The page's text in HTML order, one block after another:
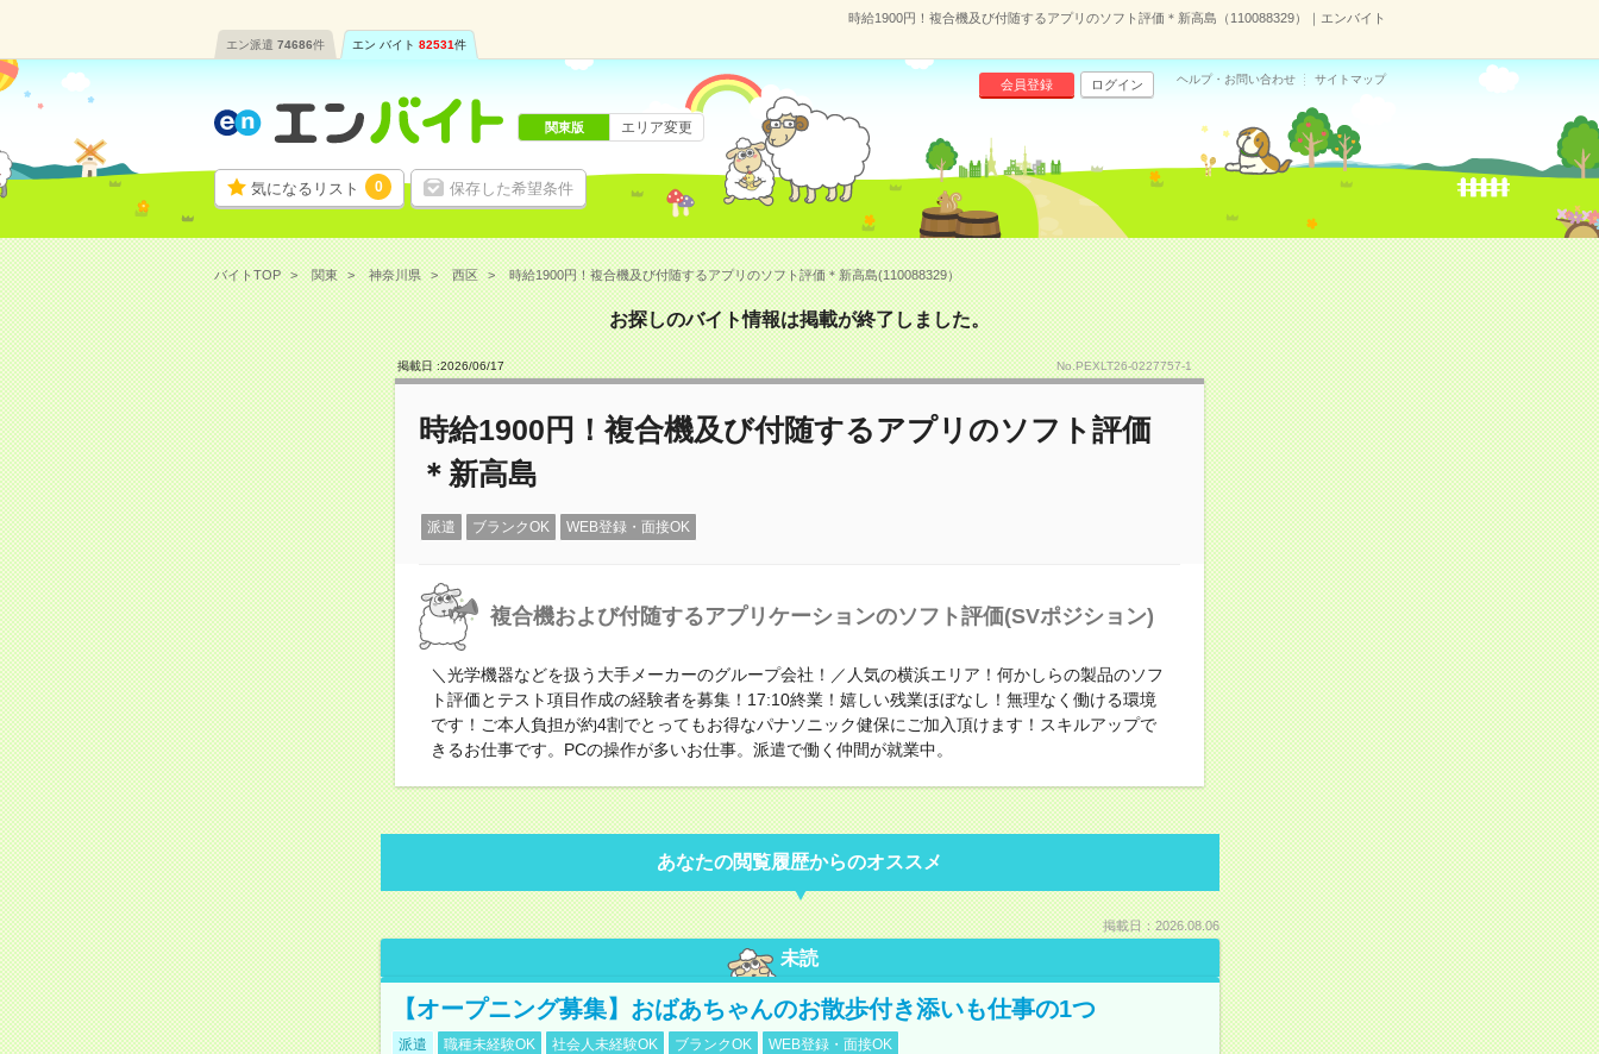
時給1900円！複合機及び付随するアプリのソフト評価＊新高島（110088329）｜エンバイト
エン派遣 74686件 エン バイト 82531件
気になるリスト 0 保存した希望条件
会員登録 ログイン ヘルプ・お問い合わせ サイトマップ
関東版 エリア変更
バイトTOP 関東 神奈川県 西区 時給1900円！複合機及び付随するアプリのソフト評価＊新高島(110088329）
お探しのバイト情報は掲載が終了しました。
掲載日 :2026/06/17 No.PEXLT26-0227757-1
時給1900円！複合機及び付随するアプリのソフト評価
＊新高島
派遣 ブランクOK WEB登録・面接OK
複合機および付随するアプリケーションのソフト評価(SVポジション)
＼光学機器などを扱う大手メーカーのグループ会社！／人気の横浜エリア！何かしらの製品のソフ
ト評価とテスト項目作成の経験者を募集！17:10終業！嬉しい残業ほぼなし！無理なく働ける環境
です！ご本人負担が約4割でとってもお得なパナソニック健保にご加入頂けます！スキルアップで
きるお仕事です。PCの操作が多いお仕事。派遣で働く仲間が就業中。
あなたの閲覧履歴からのオススメ
掲載日：2026.08.06
未読
【オープニング募集】おばあちゃんのお散歩付き添いも仕事の1つ
派遣 職種未経験OK 社会人未経験OK ブランクOK WEB登録・面接OK